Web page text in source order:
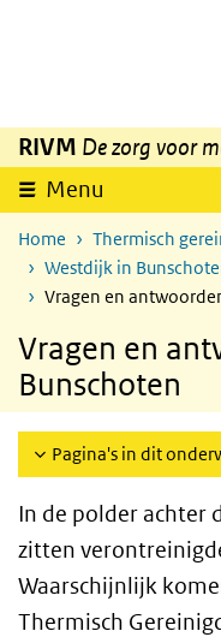
Overslaan en naar de
RIVM De zorg voor
Menu
Home
Thermisch
Westdijk in
Vragen en
Vragen en
Bunschoten
Pagina's in dit
In de polder achter
zitten
Waarschijnlijk
Thermisch